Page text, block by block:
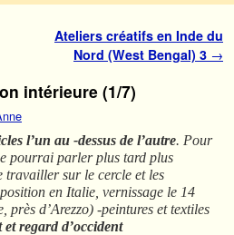
Ateliers créatifs en Inde du
Nord (West Bengal) 3 →
intérieure (1/7)
l’un au -dessus de l’autre. Pour
pourrai parler plus tard plus
travailler sur le cercle et les
en Italie, vernissage le 14
près d’Arezzo) -peintures et textiles
et regard d’occident